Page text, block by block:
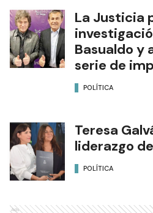
La Justicia
Basualdo y
serie de
POLÍTICA
Teresa
liderazgo
POLÍTICA
Ads